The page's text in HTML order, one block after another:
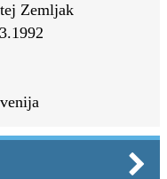
Zemljak